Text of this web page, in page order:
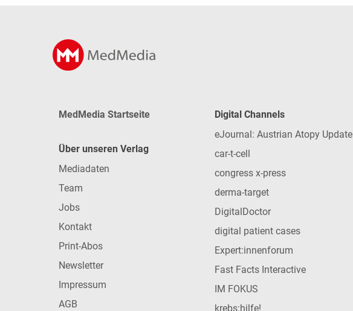
MedMedia Startseite
Über unseren Verlag
Mediadaten
Team
Jobs
Kontakt
Print-Abos
Newsletter
Impressum
AGB
Digital Channels
eJournal: Austrian Atopy Update
car-t-cell
congress x-press
derma-target
DigitalDoctor
digital patient cases
Expert:innenforum
Fast Facts Interactive
IM FOKUS
krebs:hilfe!